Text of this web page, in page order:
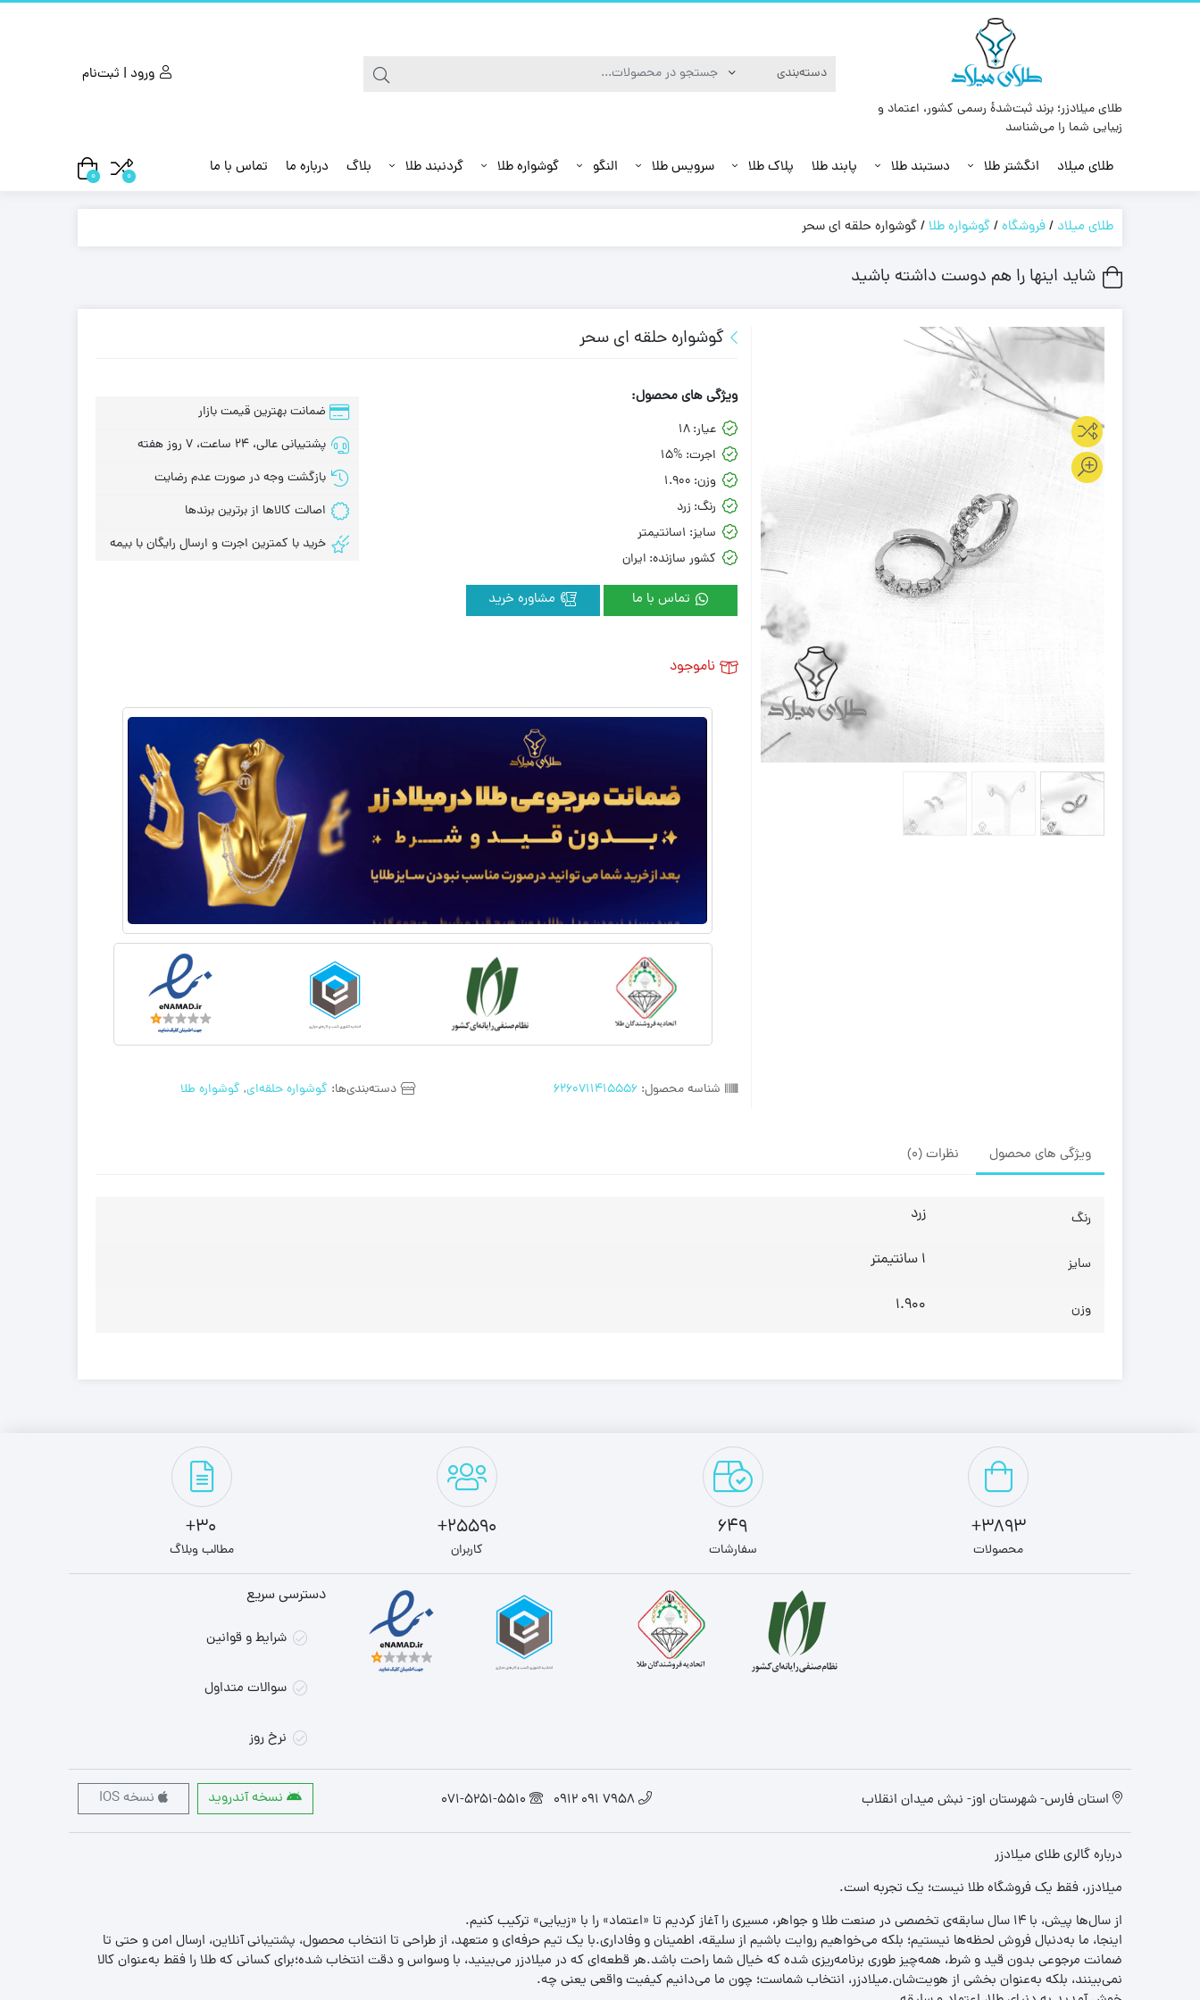
طلای میلادزر؛ برند ثبت‌شدهٔ رسمی کشور، اعتماد و
زیبایی شما را می‌شناسد
ورود | ثبت‌نام
طلای میلاد انگشتر طلا دستبند طلا پابند طلا پلاک طلا سرویس طلا النگو گوشواره طلا گردنبند طلا بلاگ درباره ما تماس با ما 0
0
طلای میلاد /فروشگاه/گوشواره طلا/گوشواره حلقه ای سحر
شاید اینها را هم دوست داشته باشید
گوشواره حلقه ای سحر
شناسه محصول:6260711415556 دسته‌بندی‌ها: گوشواره حلقه‌ای, گوشواره طلا
ویژگی های محصول:
عیار: 18
اجرت: 15%
وزن: 1.900
رنگ: زرد
سایز: 1سانتیمتر
کشور سازنده: ایران
تماس با ما
ضمانت بهترین قیمت بازار
پشتیبانی عالی، 24 ساعت، 7 روز هفته
بازگشت وجه در صورت عدم رضایت
اصالت کالاها از برترین برندها
خرید با کمترین اجرت و ارسال رایگان با بیمه
ناموجود
ویژگی های محصول نظرات (0)
رنگ زرد
سایز 1 سانتیمتر
وزن 1.900
3893+
محصولات
649
سفارشات
25590+
کاربران
30+
مطالب وبلاگ
دسترسی سریع
شرایط و قوانین
سوالات متداول
نرخ روز
استان فارس- شهرستان اوز- نبش میدان انقلاب 7958 091 0912
071-5251-5510 نسخه آندروید نسخه IOS
درباره گالری طلای میلادزر
میلادزر، فقط یک فروشگاه طلا نیست؛ یک تجربه‌ است.
از سال‌ها پیش، با ۱۴ سال سابقه‌ی تخصصی در صنعت طلا و جواهر، مسیری را آغاز کردیم تا «اعتماد» را با «زیبایی» ترکیب کنیم.
اینجا، ما به‌دنبال فروش لحظه‌ها نیستیم؛ بلکه می‌خواهیم روایت باشیم از سلیقه، اطمینان و وفاداری.با یک تیم حرفه‌ای و متعهد، از طراحی تا انتخاب محصول، پشتیبانی آنلاین، ارسال امن و حتی تا
ضمانت مرجوعی بدون قید و شرط، همه‌چیز طوری برنامه‌ریزی شده که خیال شما راحت باشد.هر قطعه‌ای که در میلادزر می‌بینید، با وسواس و دقت انتخاب شده؛برای کسانی که طلا را فقط به‌عنوان کالا
نمی‌بینند، بلکه به‌عنوان بخشی از هویت‌شان.میلادزر، انتخاب شماست؛ چون ما می‌دانیم کیفیت واقعی یعنی چه.